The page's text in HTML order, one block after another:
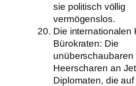
sie politisch völlig
vermögenslos.
Die internationalen
Bürokraten: Die
unüberschaubaren
Heerscharen an
Diplomaten, die auf